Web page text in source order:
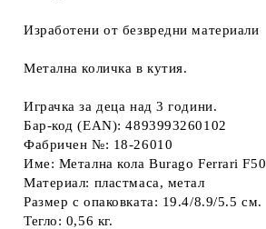
Изработени от безвредни материали
Метална количка в кутия.
Играчка за деца над 3 години.
Бар-код (EAN): 4893993260102
Фабричен №: 18-26010
Име: Метална кола Burago Ferrari F50
Материал: пластмаса, метал
Размер с опаковката: 19.4/8.9/5.5 см.
Тегло: 0,56 кг.